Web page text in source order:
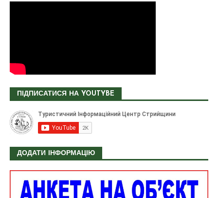
ПІДПИСАТИСЯ НА YOUTYBE
ДОДАТИ ІНФОРМАЦІЮ